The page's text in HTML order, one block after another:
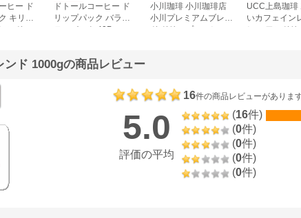
ヒー ド
キリマ
ンド
ドトールコーヒー ド
リップパック バラエ
ティパック 40P
小川珈琲 小川珈琲店
小川プレミアムブレン
ド ドリップコーヒー
UCC上島珈琲
いカフェイン
ヒー ワンドリ
ド 1000gの商品レビュー
16件の商品レビューがありま
5.0
評価の平均
(16件)
(0件)
(0件)
(0件)
(0件)